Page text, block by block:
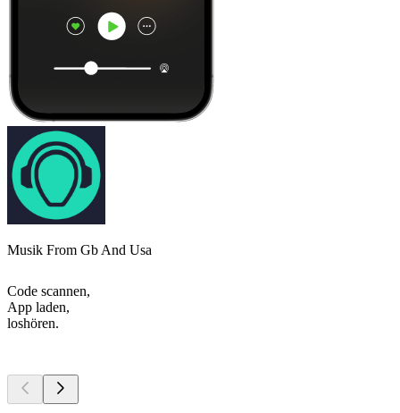
Musik From Gb And Usa
Code scannen,
App laden,
loshören.